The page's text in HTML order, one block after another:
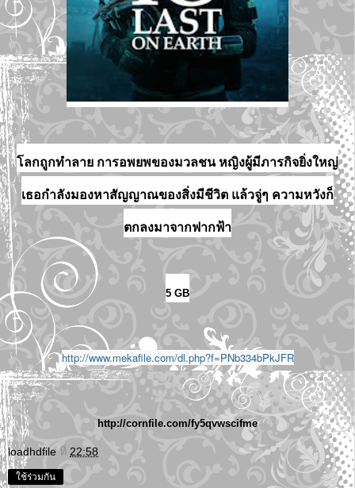
โลกถูกทำลาย การอพยพของมวลชน หญิงผู้มีภารกิจยิ่งใหญ่
เธอกำลังมองหาสัญญาณของสิ่งมีชีวิต แล้วจู่ๆ ความหวังก็
ตกลงมาจากฟากฟ้า
5 GB
http://www.mekafile.com/dl.php?f=PNb334bPkJFR
http://cornfile.com/fy5qvwscifme
loadhdfile ที่ 22:58
ใช้ร่วมกัน